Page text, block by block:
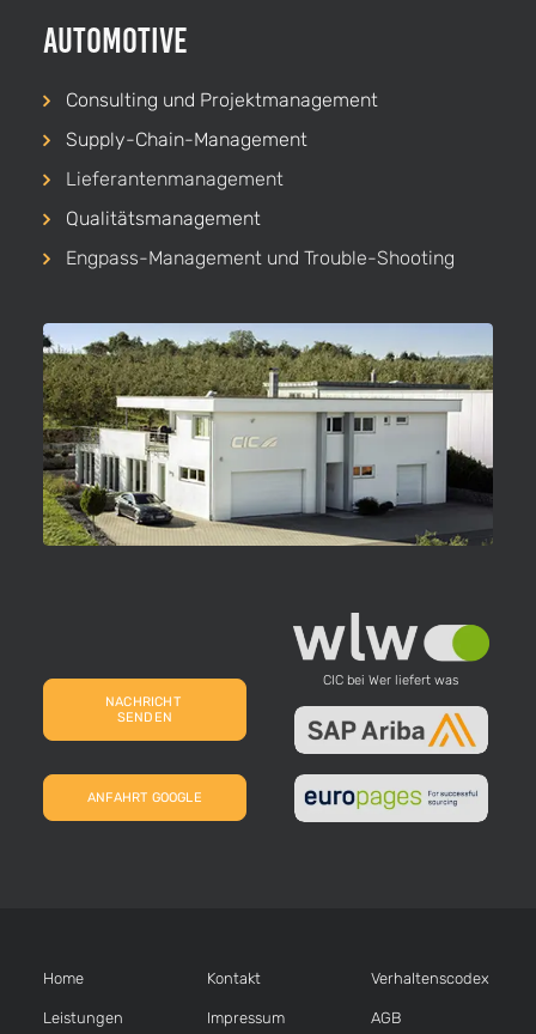
Automotive
Consulting und Projekt­management
Supply-Chain-Management
Lieferanten­management
Qualitäts­management
Engpass-Management und Trouble-Shooting
NACHRICHT
SENDEN
ANFAHRT GOOGLE
CIC bei Wer liefert was
Home
Leistungen
Kontakt
Impressum
Verhaltens­codex
AGB